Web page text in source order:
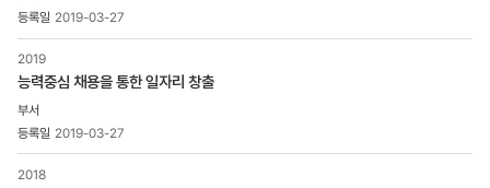
2019-03-27
2019
능력중심 채용을 통한 일자리 창출
2019-03-27
2018